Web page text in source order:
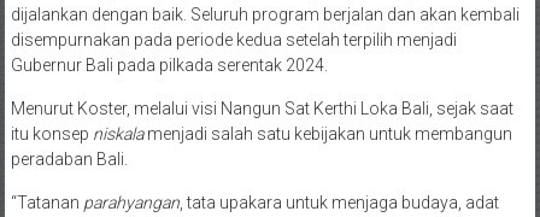
dijalankan dengan baik. Seluruh program berjalan dan akan kembali
disempurnakan pada periode kedua setelah terpilih menjadi
Gubernur Bali pada pilkada serentak 2024.
Menurut Koster, melalui visi Nangun Sat Kerthi Loka Bali, sejak saat
itu konsep niskalamenjadi salah satu kebijakan untuk membangun
peradaban Bali.
“Tatanan parahyangan, tata upakara untuk menjaga budaya, adat